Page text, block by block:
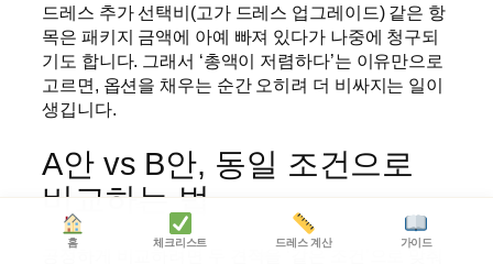
드레스 추가 선택비(고가 드레스 업그레이드) 같은 항
목은 패키지 금액에 아예 빠져 있다가 나중에 청구되
기도 합니다. 그래서 ‘총액이 저렴하다’는 이유만으로
고르면, 옵션을 채우는 순간 오히려 더 비싸지는 일이
생깁니다.
A안 vs B안, 동일 조건으로
비교하는 법
공정하게 비교하려면 두 견적을 ‘같은 조건’으로 맞춰
홈 체크리스트 드레스 계산 가이드